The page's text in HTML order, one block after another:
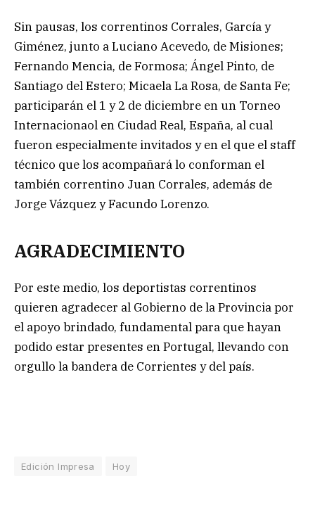
Sin pausas, los correntinos Corrales, García y
Giménez, junto a Luciano Acevedo, de Misiones;
Fernando Mencia, de Formosa; Ángel Pinto, de
Santiago del Estero; Micaela La Rosa, de Santa Fe;
participarán el 1 y 2 de diciembre en un Torneo
Internacionaol en Ciudad Real, España, al cual
fueron especialmente invitados y en el que el staff
técnico que los acompañará lo conforman el
también correntino Juan Corrales, además de
Jorge Vázquez y Facundo Lorenzo.
AGRADECIMIENTO
Por este medio, los deportistas correntinos
quieren agradecer al Gobierno de la Provincia por
el apoyo brindado, fundamental para que hayan
podido estar presentes en Portugal, llevando con
orgullo la bandera de Corrientes y del país.
Edición Impresa Hoy